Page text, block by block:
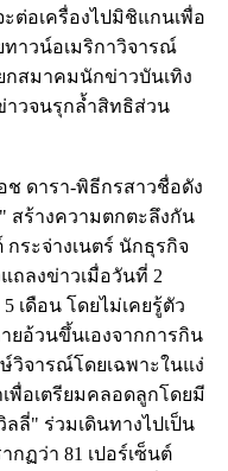
ต่อเครื่องไปมิชิแกนเพื่อ
าวน์อเมริกาวิจารณ์
กสมาคมนักข่าวบันเทิง
าวจนรุกล้ำสิทธิส่วน
ดารา-พิธีกรสาวชื่อดัง
สร้างความตกตะลึงกัน
ระจ่างเนตร์ นักธุรกิจ
ลงข่าวเมื่อวันที่ 2
เดือน โดยไม่เคยรู้ตัว
ยอ้วนขึ้นเองจากการกิน
วิจารณ์โดยเฉพาะในแง่
พื่อเตรียมคลอดลูกโดยมี
ลี่" ร่วมเดินทางไปเป็น
ฏว่า 81 เปอร์เซ็นต์